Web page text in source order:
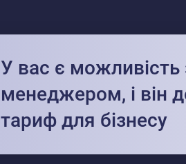
У вас є
менеджером, і він
тариф для бізнесу